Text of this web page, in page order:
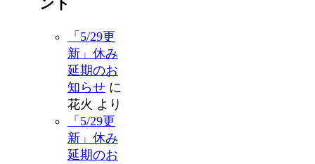
ント
「5/29更
新」休み
延期のお
知らせに
花火 より
「5/29更
新」休み
延期のお